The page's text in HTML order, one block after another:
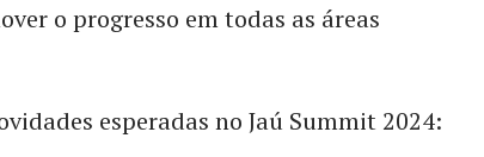
o progresso em todas as áreas
esperadas no Jaú Summit 2024: